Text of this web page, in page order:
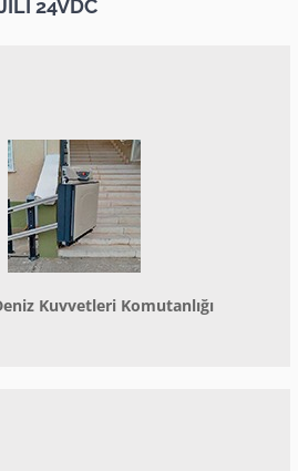
24VDC
Kuvvetleri Komutanlığı